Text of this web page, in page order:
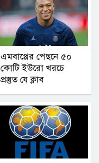
এমবাপ্পের পেছনে ৫০
কোটি ইউরো খরচে
প্রস্তুত যে ক্লাব